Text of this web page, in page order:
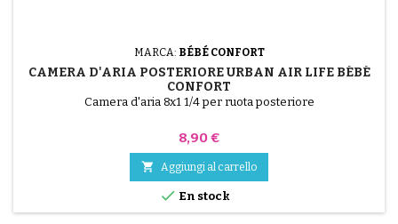
MARCA: BÉBÉ CONFORT
CAMERA D'ARIA POSTERIORE URBAN AIR LIFE BÉBÉ
CONFORT
Camera d'aria 8x1 1/4 per ruota posteriore
Prezzo
8,90 €
 Aggiungi al carrello
 En stock